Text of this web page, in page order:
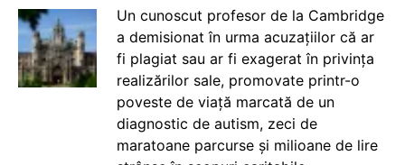
Un cunoscut profesor de la Cambridge
a demisionat în urma acuzațiilor că ar
fi plagiat sau ar fi exagerat în privința
realizărilor sale, promovate printr-o
poveste de viață marcată de un
diagnostic de autism, zeci de
maratoane parcurse și milioane de lire